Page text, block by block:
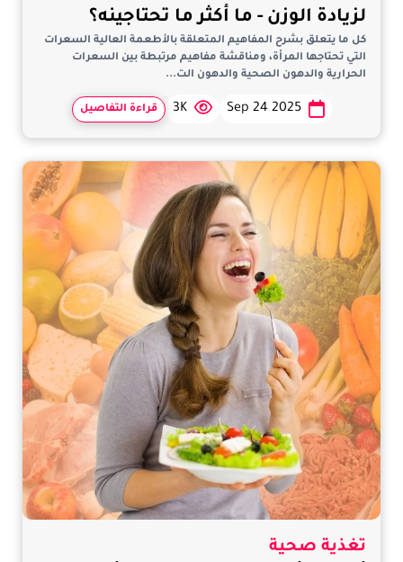
لزيادة الوزن - ما أكثر ما تحتاجينه؟
كل ما يتعلق بشرح المفاهيم المتعلقة بالأطعمة العالية السعرات
التي تحتاجها المرأة، ومناقشة مفاهيم مرتبطة بين السعرات
الحرارية والدهون الصحية والدهون الت...
Sep 24 2025
3K قراءة التفاصيل
تغذية صحية